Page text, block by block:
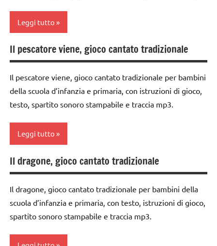
TUTTI GLI
PER ETA'
ARTICOLI
3a
6
anni
GIOCHI
DI
GRUPPO
girotondi
e giochi
TUTTI GLI
PER ETA'
TUTTI GLI
ARTICOLI
Leggi tutto
GIOCHI
DI
GRUPPO
girotondi
e giochi
TUTTI GLI
ARTICOLI
Il pescatore viene, gioco cantato tradizionale
Il pescatore viene, gioco cantato tradizionale per bambini
della scuola d’infanzia e primaria, con istruzioni di gioco,
testo, spartito sonoro stampabile e traccia mp3.
Leggi tutto
classe
1a
classe
2a
3a
Il dragone, gioco cantato tradizionale
Il dragone, gioco cantato tradizionale per bambini della
scuola d’infanzia e primaria, con testo, istruzioni di gioco,
spartito sonoro stampabile e traccia mp3.